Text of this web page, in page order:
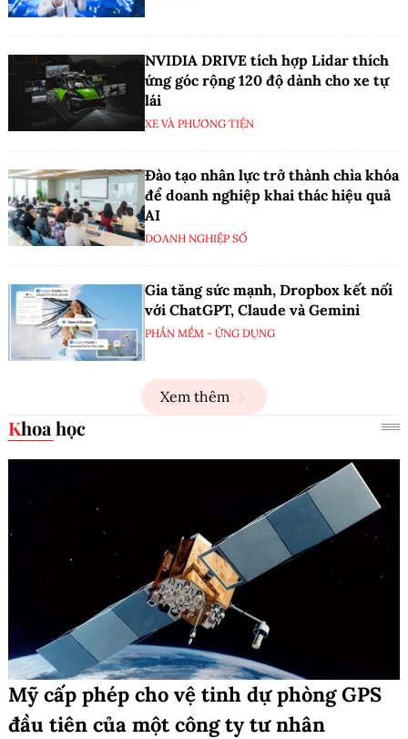
NVIDIA DRIVE tích hợp Lidar thích
ứng góc rộng 120 độ dành cho xe tự
lái
XE VÀ PHƯƠNG TIỆN
Đào tạo nhân lực trở thành chìa khóa
để doanh nghiệp khai thác hiệu quả
AI
DOANH NGHIỆP SỐ
Gia tăng sức mạnh, Dropbox kết nối
với ChatGPT, Claude và Gemini
PHẦN MỀM - ỨNG DỤNG
Xem thêm
Khoa học
Mỹ cấp phép cho vệ tinh dự phòng GPS
đầu tiên của một công ty tư nhân